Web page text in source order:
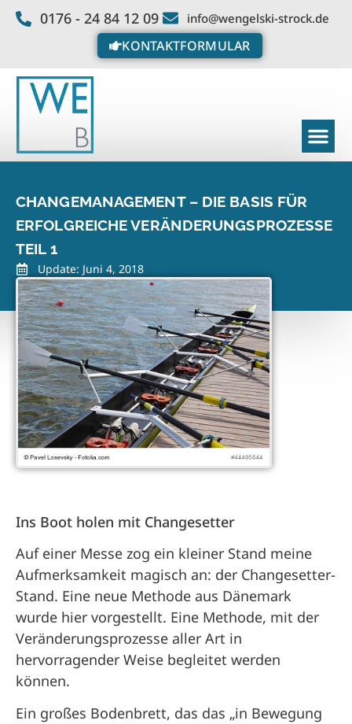
0176 - 24 84 12 09 info@wengelski-strock.de
KONTAKTFORMULAR
CHANGEMANAGEMENT – DIE BASIS FÜR
ERFOLGREICHE VERÄNDERUNGSPROZESSE
TEIL 1
Update: Juni 4, 2018
Ins Boot holen mit Changesetter
Auf einer Messe zog ein kleiner Stand meine
Aufmerksamkeit magisch an: der Changesetter-
Stand. Eine neue Methode aus Dänemark
wurde hier vorgestellt. Eine Methode, mit der
Veränderungsprozesse aller Art in
hervorragender Weise begleitet werden
können.
Ein großes Bodenbrett, das das „in Bewegung